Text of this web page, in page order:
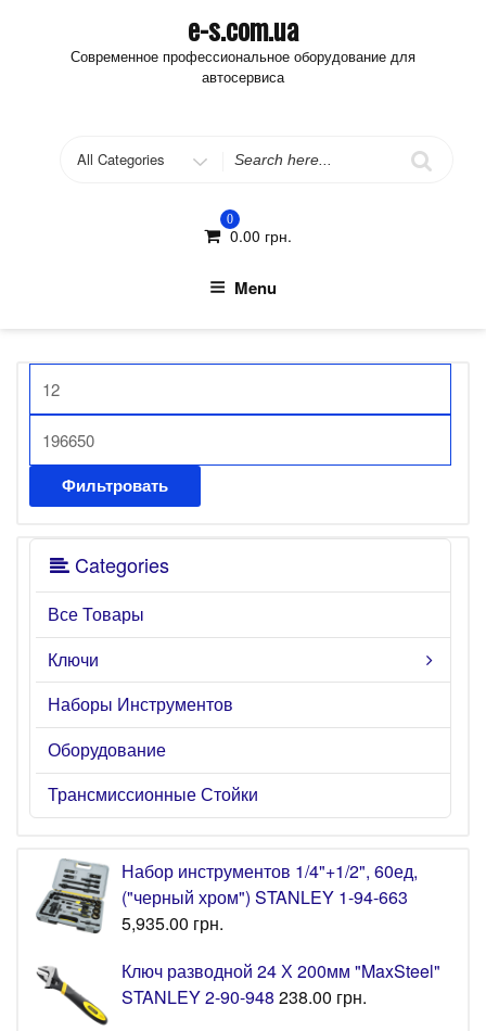
e-s.com.ua
Современное профессиональное оборудование для
автосервиса
Search
0
0.00 грн.
Menu
Фильтровать
Categories
Все Товары
Ключи
Наборы Инструментов
Оборудование
Трансмиссионные Стойки
Набор инструментов 1/4"+1/2", 60ед,
("черный хром") STANLEY 1-94-663
5,935.00 грн.
Ключ разводной 24 Х 200мм "MaxSteel"
STANLEY 2-90-948 238.00 грн.